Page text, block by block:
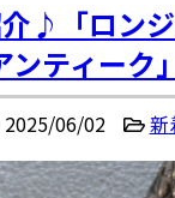
♪「ロン
ティーク」
2025/06/02 新